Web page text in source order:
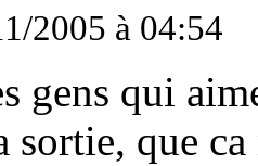
2005 à 04:54
gens qui
sortie, que